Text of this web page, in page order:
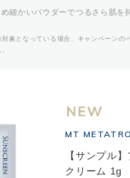
細かいパウダーでつるさら肌を
象となっている場合、キャンペーンの
MT
【サンプル
クリーム 1g